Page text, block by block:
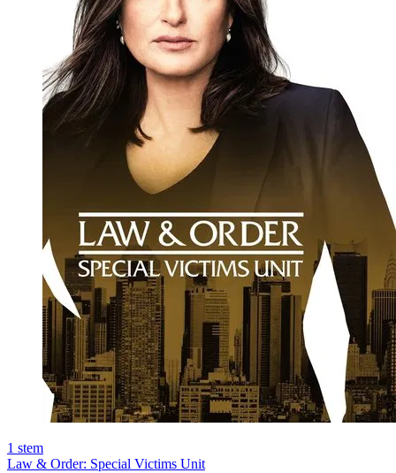
1 stem
Law & Order: Special Victims Unit